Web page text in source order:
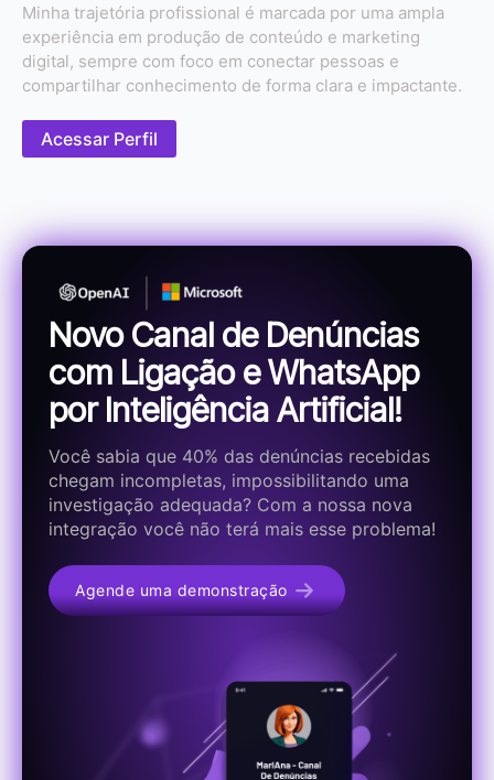
Minha trajetória profissional é marcada por uma ampla
experiência em produção de conteúdo e marketing
digital, sempre com foco em conectar pessoas e
compartilhar conhecimento de forma clara e impactante.
Acessar Perfil
Novo Canal de Denúncias
com Ligação e WhatsApp
por Inteligência Artificial!
Você sabia que 40% das denúncias recebidas
chegam incompletas, impossibilitando uma
investigação adequada? Com a nossa nova
integração você não terá mais esse problema!
Agende uma demonstração